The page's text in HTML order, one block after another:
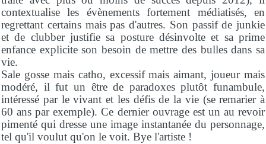
contextualise les évènements fortement médiatisés, en
regrettant certains mais pas d'autres. Son passif de junkie
et de clubber justifie sa posture désinvolte et sa prime
enfance explicite son besoin de mettre des bulles dans sa
vie.
Sale gosse mais catho, excessif mais aimant, joueur mais
modéré, il fut un être de paradoxes plutôt funambule,
intéressé par le vivant et les défis de la vie (se remarier à
60 ans par exemple). Ce dernier ouvrage est un au revoir
pimenté qui dresse une image instantanée du personnage,
tel qu'il voulut qu'on le voit. Bye l'artiste !